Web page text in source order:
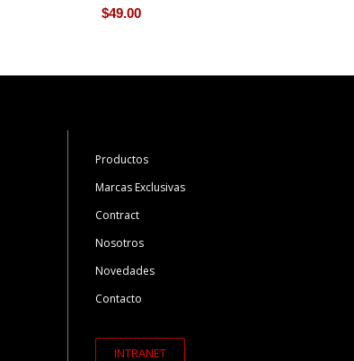
$49.00
Productos
Marcas Exclusivas
Contract
Nosotros
Novedades
Contacto
INTRANET